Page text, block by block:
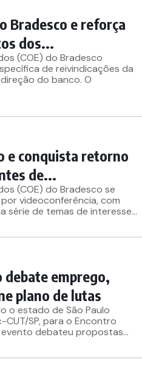
Bradesco e reforça
dos...
(COE) do Bradesco
de reivindicações da
do banco. O
e conquista retorno
de...
(COE) do Bradesco se
videoconferência, com
de temas de interesse...
debate emprego,
plano de lutas
o estado de São Paulo
SP, para o Encontro
debateu propostas...